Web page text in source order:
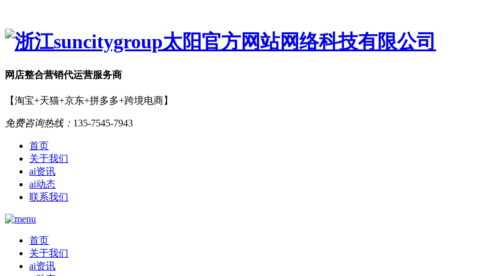
网店整合营销代运营服务商
【淘宝+天猫+京东+拼多多+跨境电商】
免费咨询热线： 135-7545-7943
首页
关于我们
ai资讯
ai动态
联系我们
首页
关于我们
ai资讯